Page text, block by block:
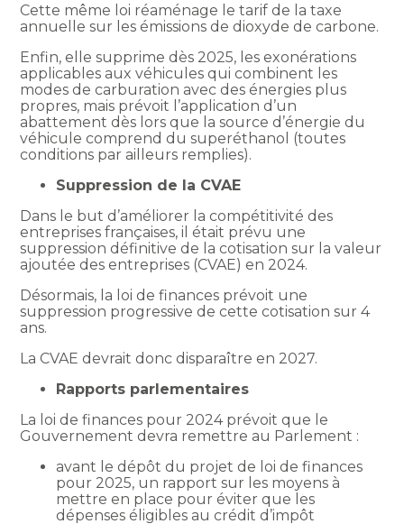
Cette même loi réaménage le tarif de la taxe
annuelle sur les émissions de dioxyde de carbone.
Enfin, elle supprime dès 2025, les exonérations
applicables aux véhicules qui combinent les
modes de carburation avec des énergies plus
propres, mais prévoit l’application d’un
abattement dès lors que la source d’énergie du
véhicule comprend du superéthanol (toutes
conditions par ailleurs remplies).
Suppression de la CVAE
Dans le but d’améliorer la compétitivité des
entreprises françaises, il était prévu une
suppression définitive de la cotisation sur la valeur
ajoutée des entreprises (CVAE) en 2024.
Désormais, la loi de finances prévoit une
suppression progressive de cette cotisation sur 4
ans.
La CVAE devrait donc disparaître en 2027.
Rapports parlementaires
La loi de finances pour 2024 prévoit que le
Gouvernement devra remettre au Parlement :
avant le dépôt du projet de loi de finances
pour 2025, un rapport sur les moyens à
mettre en place pour éviter que les
dépenses éligibles au crédit d’impôt